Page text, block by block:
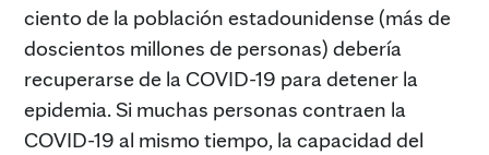
ciento de la población estadounidense (más de
doscientos millones de personas) debería
recuperarse de la COVID-19 para detener la
epidemia. Si muchas personas contraen la
COVID-19 al mismo tiempo, la capacidad del